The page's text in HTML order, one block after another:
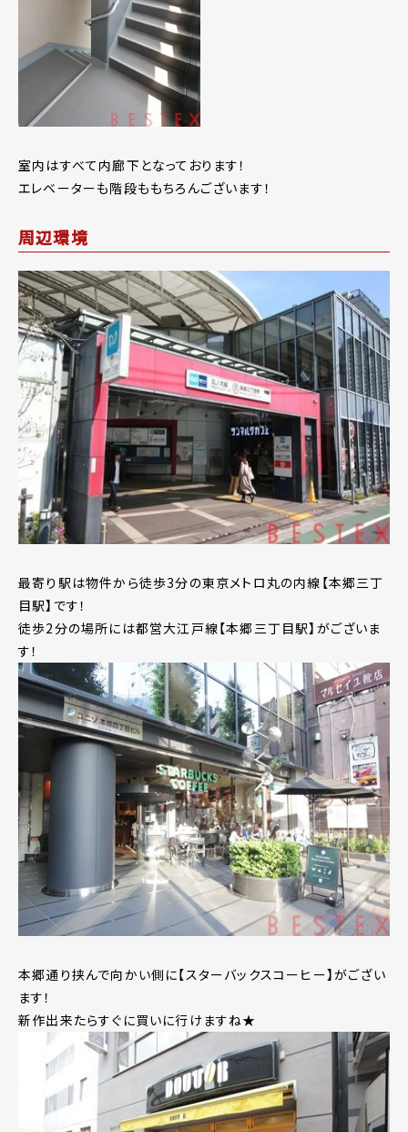
室内はすべて内廊下となっております！
エレベーターも階段ももちろんございます！
周辺環境
最寄り駅は物件から徒歩3分の東京メトロ丸の内線【本郷三丁
目駅】です！
徒歩2分の場所には都営大江戸線【本郷三丁目駅】がございま
す！
本郷通り挟んで向かい側に【スターバックスコーヒー】がござい
ます！
新作出来たらすぐに買いに行けますね★